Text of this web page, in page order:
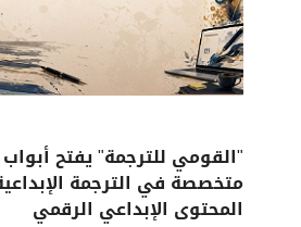
"القومي للترجمة" يفتح
متخصصة في الترجمة
المحتوى الإبداعي الرقمي